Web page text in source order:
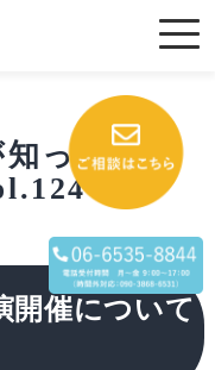
知っておく
開催について